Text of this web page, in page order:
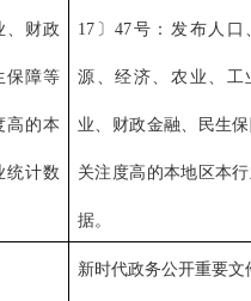
、财政
保障等
高的本
统计数
17〕47号：发布人口
源、经济、农业、工
业、财政金融、民生
关注度高的本地区本
据。
新时代政务公开重要文